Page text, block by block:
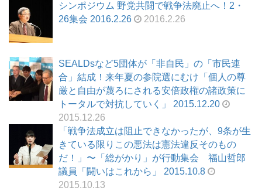
シンポジウム 野党共闘で戦争法廃止へ！2・
26集会 2016.2.26
2016.2.26
SEALDsなど5団体が「非自民」の「市民連
合」結成！来年夏の参院選にむけ「個人の尊
厳と自由が蔑ろにされる安倍政権の諸政策に
トータルで対抗していく」 2015.12.20
2015.12.26
「戦争法成立は阻止できなかったが、9条が生
きている限りこの悪法は憲法違反そのもの
だ！」〜「総がかり」が行動集会 福山哲郎
議員「闘いはこれから」 2015.10.8
2015.10.13